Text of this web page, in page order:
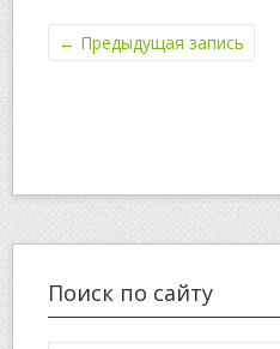
← Предыдущая запись
Поиск по сайту